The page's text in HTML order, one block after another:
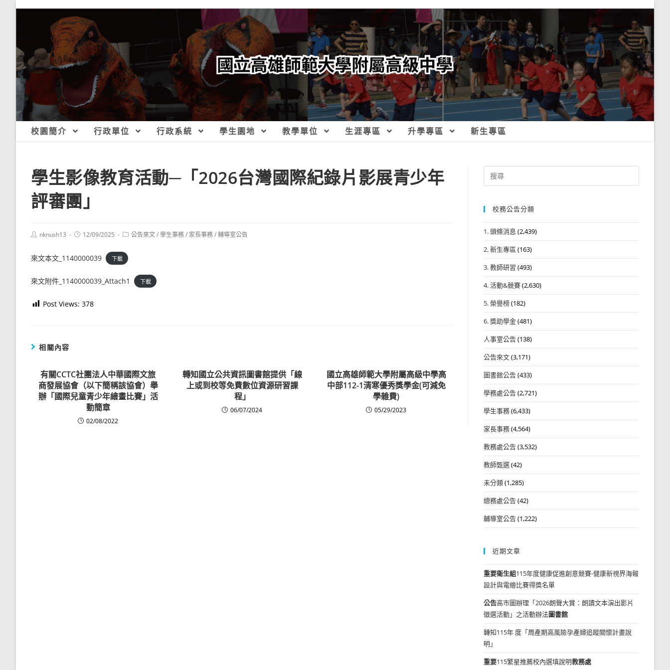
校園簡介 行政單位 行政系統 學生園地 教學單位 生涯專區 升學專區 新生專區
學生影像教育活動─「2026台灣國際紀錄片影展青少年
評審團」
Postnknush13
Post12/09/2025
Post公告來文/學生事務/ 家長事務/輔導室公告
來文本文_1140000039 下載
來文附件_1140000039_Attach1 下載
Post Views: 378
相關內容
有關CCTC社團法人中華國際文旅
商發展協會（以下簡稱該協會）舉
辦「國際兒童青少年繪畫比賽」活
動簡章
02/08/2022
轉知國立公共資訊圖書館提供「線
上或到校等免費數位資源研習課
程」
06/07/2024
國立高雄師範大學附屬高級中學高
中部112-1清寒優秀獎學金(可減免
學雜費)
05/29/2023
Search
for:
校務公告分類
1. 頭條消息 (2,439)
2. 新生專區 (163)
3. 教師研習 (493)
4. 活動&競賽(2,630)
5. 榮譽榜(182)
6. 獎助學金(481)
人事室公告(138)
公告來文(3,171)
圖書館公告(433)
學務處公告(2,721)
學生事務(6,433)
家長事務(4,564)
教務處公告(3,532)
教師甄選(42)
未分類(1,285)
總務處公告(42)
輔導室公告(1,222)
近期文章
重要衛生組115年度健康促進創意競賽-健康新視界海報
設計與電繪比賽得獎名單
公告高市圖辦理「2026朗聲大賞：朗讀文本演出影片
徵選活動」之活動辦法圖書館
轉知115年 度「周產期高風險孕產婦追蹤關懷計畫說
明」
重要115繁星推薦校內選填說明教務處